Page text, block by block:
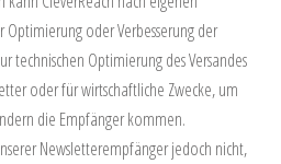
oder Verbesserung der
technischen Optimierung des Versandes
oder für wirtschaftliche Zwecke, um
die Empfänger kommen.
Newsletterempfänger jedoch nicht,